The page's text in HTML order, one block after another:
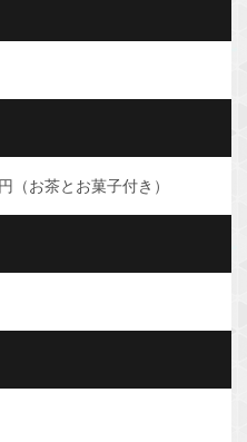
（お茶とお菓子付き）